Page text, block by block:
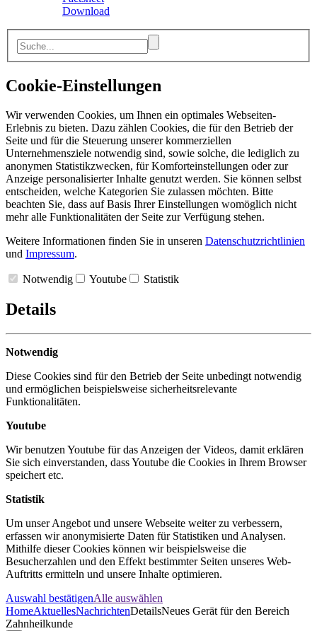
Download
Cookie-Einstellungen
Wir verwenden Cookies, um Ihnen ein optimales Webseiten-
Erlebnis zu bieten. Dazu zählen Cookies, die für den Betrieb der
Seite und für die Steuerung unserer kommerziellen
Unternehmensziele notwendig sind, sowie solche, die lediglich zu
anonymen Statistikzwecken, für Komforteinstellungen oder zur
Anzeige personalisierter Inhalte genutzt werden. Sie können selbst
entscheiden, welche Kategorien Sie zulassen möchten. Bitte
beachten Sie, dass auf Basis Ihrer Einstellungen womöglich nicht
mehr alle Funktionalitäten der Seite zur Verfügung stehen.
Weitere Informationen finden Sie in unseren Datenschutzrichtlinien
und Impressum.
Notwendig Youtube Statistik
Details
Notwendig
Diese Cookies sind für den Betrieb der Seite unbedingt notwendig
und ermöglichen beispielsweise sicherheitsrelevante
Funktionalitäten.
Youtube
Wir benutzen Youtube für das Anzeigen der Videos, damit erklären
Sie sich einverstanden, dass Youtube die Cookies in Ihrem Browser
speichert etc.
Statistik
Um unser Angebot und unsere Webseite weiter zu verbessern,
erfassen wir anonymisierte Daten für Statistiken und Analysen.
Mithilfe dieser Cookies können wir beispielsweise die
Besucherzahlen und den Effekt bestimmter Seiten unseres Web-
Auftritts ermitteln und unsere Inhalte optimieren.
Auswahl bestätigenAlle auswählen
HomeAktuellesNachrichtenDetailsNeues Gerät für den Bereich
Zahnheilkunde